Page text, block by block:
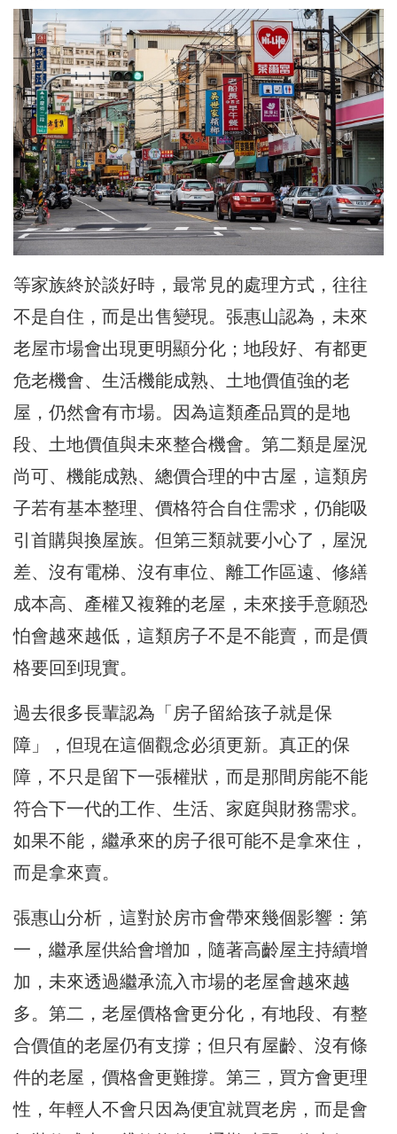
等家族終於談好時，最常見的處理方式，往往
不是自住，而是出售變現。張惠山認為，未來
老屋市場會出現更明顯分化；地段好、有都更
危老機會、生活機能成熟、土地價值強的老
屋，仍然會有市場。因為這類產品買的是地
段、土地價值與未來整合機會。第二類是屋況
尚可、機能成熟、總價合理的中古屋，這類房
子若有基本整理、價格符合自住需求，仍能吸
引首購與換屋族。但第三類就要小心了，屋況
差、沒有電梯、沒有車位、離工作區遠、修繕
成本高、產權又複雜的老屋，未來接手意願恐
怕會越來越低，這類房子不是不能賣，而是價
格要回到現實。
過去很多長輩認為「房子留給孩子就是保
障」，但現在這個觀念必須更新。真正的保
障，不只是留下一張權狀，而是那間房能不能
符合下一代的工作、生活、家庭與財務需求。
如果不能，繼承來的房子很可能不是拿來住，
而是拿來賣。
張惠山分析，這對於房市會帶來幾個影響：第
一，繼承屋供給會增加，隨著高齡屋主持續增
加，未來透過繼承流入市場的老屋會越來越
多。第二，老屋價格會更分化，有地段、有整
合價值的老屋仍有支撐；但只有屋齡、沒有條
件的老屋，價格會更難撐。第三，買方會更理
性，年輕人不會只因為便宜就買老房，而是會